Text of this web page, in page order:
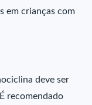
em crianças com
deve ser
recomendado